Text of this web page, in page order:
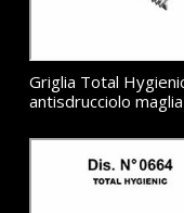
Griglia Total
antisdrucciolo